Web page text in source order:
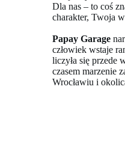
Dla nas – to coś
charakter, Twoja
Papay Garage
człowiek wstaje
liczyła się przede
czasem marzenie
Wrocławiu i